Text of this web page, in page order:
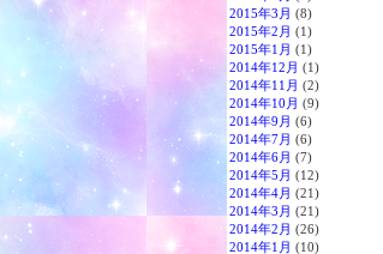
2015年3月 (8)
2015年2月 (1)
2015年1月 (1)
2014年12月 (1)
2014年11月 (2)
2014年10月 (9)
2014年9月 (6)
2014年7月 (6)
2014年6月 (7)
2014年5月 (12)
2014年4月 (21)
2014年3月 (21)
2014年2月 (26)
2014年1月 (10)